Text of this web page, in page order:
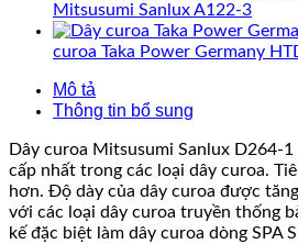
Mitsusumi Sanlux A122-3
curoa Taka Power Germany
Mô tả
Thông tin bổ sung
Dây curoa Mitsusumi Sanlux D264-
cấp nhất trong các loại dây curoa.
hơn. Độ dày của dây curoa được
với các loại dây curoa truyền thống
kế đặc biệt làm dây curoa dòng SPA